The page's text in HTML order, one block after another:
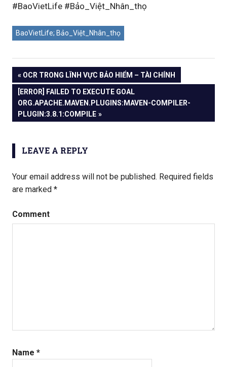
#BaoVietLife #Bảo_Việt_Nhân_thọ
BaoVietLife; Bảo_Việt_Nhân_thọ
Post
navigation
PREVIOUS
POST:
OCR TRONG LĨNH VỰC BẢO HIỂM – TÀI CHÍNH
NEXT
POST:
[ERROR] FAILED TO EXECUTE GOAL
ORG.APACHE.MAVEN.PLUGINS:MAVEN-COMPILER-
PLUGIN:3.8.1:COMPILE
LEAVE A REPLY
Your email address will not be published. Required fields
are marked *
Comment
Name *